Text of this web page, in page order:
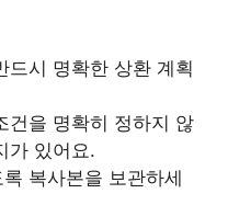
드시 명확한 상환 계획
건을 명확히 정하지 않
가 있어요.
복사본을 보관하세